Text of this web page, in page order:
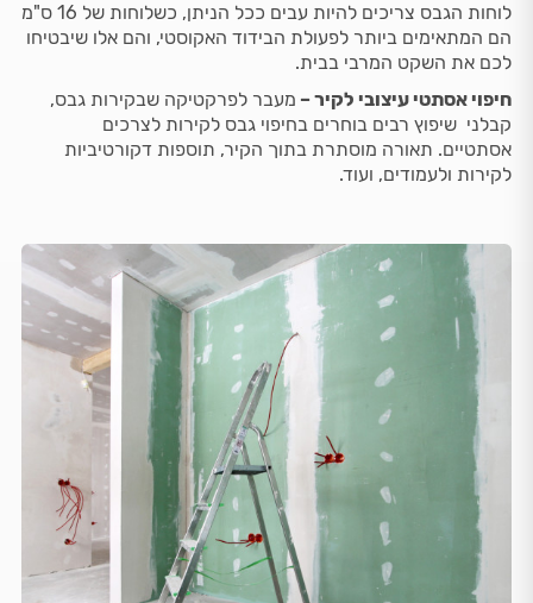
לוחות הגבס צריכים להיות עבים ככל הניתן, כשלוחות של 16 ס"מ
הם המתאימים ביותר לפעולת הבידוד האקוסטי, והם אלו שיבטיחו
לכם את השקט המרבי בבית.
חיפוי אסתטי עיצובי לקיר – מעבר לפרקטיקה שבקירות גבס,
קבלני שיפוץ רבים בוחרים בחיפוי גבס לקירות לצרכים
אסתטיים. תאורה מוסתרת בתוך הקיר, תוספות דקורטיביות
לקירות ולעמודים, ועוד.